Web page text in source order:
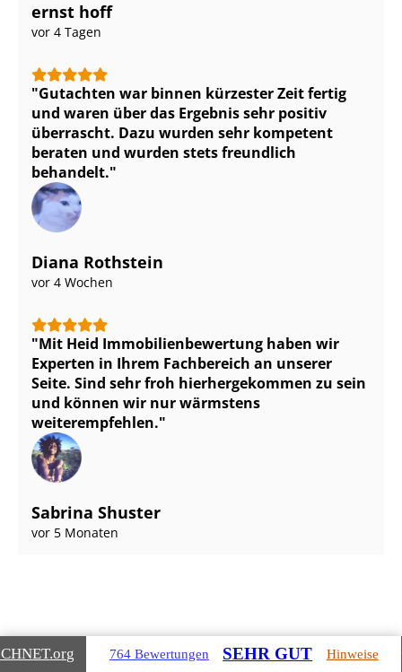
ernst hoff
vor 4 Tagen
Gutachten war binnen kürzester Zeit fertig
und waren über das Ergebnis sehr positiv
überrascht. Dazu wurden sehr kompetent
beraten und wurden stets freundlich
behandelt.
Diana Rothstein
vor 4 Wochen
Mit Heid Im­mo­bi­li­en­be­wer­tung haben wir
Experten in Ihrem Fachbereich an unserer
Seite. Sind sehr froh hierhergekommen zu sein
und können wir nur wärmstens
weiterempfehlen.
Sabrina Shuster
vor 5 Monaten
.org 764 Bewertungen SEHR GUT Hinweise